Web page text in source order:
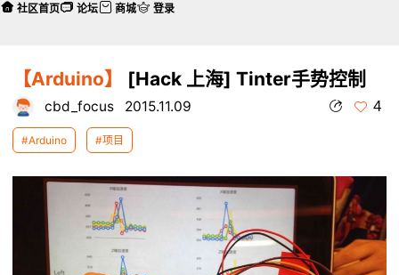
【Arduino】 [Hack 上海] Tinter手势控制
cbd_focus 2015.11.09 4
#Arduino #项目
本帖最后由 cbd_focus 于 2015-11-9 17:05 编辑
社区首页 论坛 商城 登录